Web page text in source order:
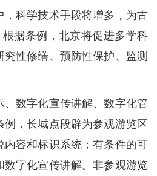
科学技术手段将增多，为古
根据条例，北京将促进多学科
性修缮、预防性保护、监测
数字化宣传讲解、数字化管
，长城点段辟为参观游览区
容和标识系统；有条件的可
字化宣传讲解。非参观游览